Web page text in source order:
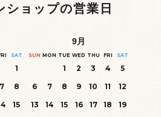
ショップの営業日
SAT
1
7
8
15
9月
SUN MON TUE WED THU FRI SAT
1 2 3 4
5
6
7 8 9 10 11
12
13
14 15 16 17 18
19